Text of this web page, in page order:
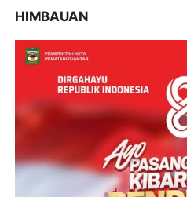
HIMBAUAN